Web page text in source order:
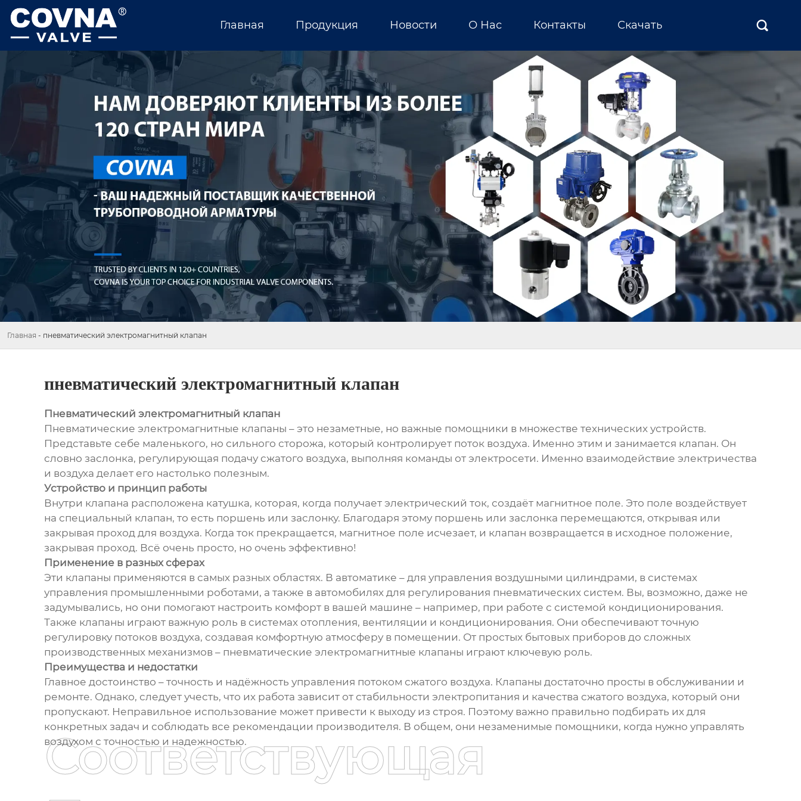
Главная Продукция Новости О Нас Контакты Скачать 
Главная - пневматический электромагнитный клапан
пневматический электромагнитный клапан
Пневматический электромагнитный клапан
Пневматические электромагнитные клапаны – это незаметные, но важные помощники в множестве технических устройств.
Представьте себе маленького, но сильного сторожа, который контролирует поток воздуха. Именно этим и занимается клапан. Он
словно заслонка, регулирующая подачу сжатого воздуха, выполняя команды от электросети. Именно взаимодействие электричества
и воздуха делает его настолько полезным.
Устройство и принцип работы
Внутри клапана расположена катушка, которая, когда получает электрический ток, создаёт магнитное поле. Это поле воздействует
на специальный клапан, то есть поршень или заслонку. Благодаря этому поршень или заслонка перемещаются, открывая или
закрывая проход для воздуха. Когда ток прекращается, магнитное поле исчезает, и клапан возвращается в исходное положение,
закрывая проход. Всё очень просто, но очень эффективно!
Применение в разных сферах
Эти клапаны применяются в самых разных областях. В автоматике – для управления воздушными цилиндрами, в системах
управления промышленными роботами, а также в автомобилях для регулирования пневматических систем. Вы, возможно, даже не
задумывались, но они помогают настроить комфорт в вашей машине – например, при работе с системой кондиционирования.
Также клапаны играют важную роль в системах отопления, вентиляции и кондиционирования. Они обеспечивают точную
регулировку потоков воздуха, создавая комфортную атмосферу в помещении. От простых бытовых приборов до сложных
производственных механизмов – пневматические электромагнитные клапаны играют ключевую роль.
Преимущества и недостатки
Главное достоинство – точность и надёжность управления потоком сжатого воздуха. Клапаны достаточно просты в обслуживании и
ремонте. Однако, следует учесть, что их работа зависит от стабильности электропитания и качества сжатого воздуха, который они
пропускают. Неправильное использование может привести к выходу из строя. Поэтому важно правильно подбирать их для
конкретных задач и соблюдать все рекомендации производителя. В общем, они незаменимые помощники, когда нужно управлять
воздухом с точностью и надежностью.
Соответствующая